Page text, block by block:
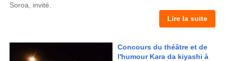
Soroa, invité.
Lire la suite
Concours du théâtre et de
l'humour Kara da kiyashi à